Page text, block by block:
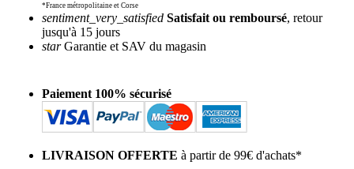
*France métropolitaine et Corse
sentiment_very_satisfied Satisfait ou remboursé, retour
jusqu'à 15 jours
starGarantie et SAV du magasin
Paiement 100% sécurisé
LIVRAISON OFFERTE à partir de 99€ d'achats*